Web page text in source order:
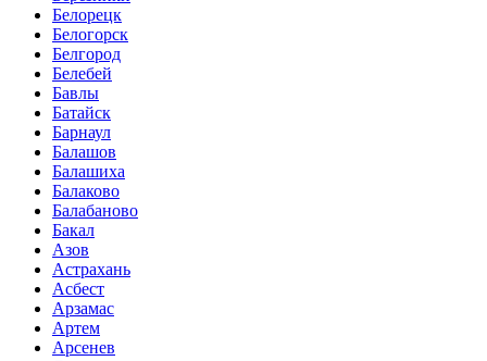
Белорецк
Белогорск
Белгород
Белебей
Бавлы
Батайск
Барнаул
Балашов
Балашиха
Балаково
Балабаново
Бакал
Азов
Астрахань
Асбест
Арзамас
Артем
Арсенев